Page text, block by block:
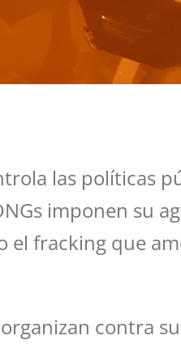
las políticas
imponen su
el fracking que
contra